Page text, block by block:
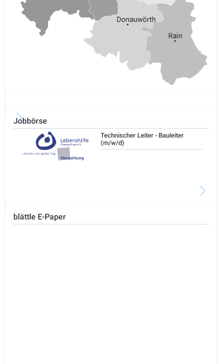
Jobbörse
Technischer Leiter - Bauleiter
(m/w/d)
blättle E-Paper